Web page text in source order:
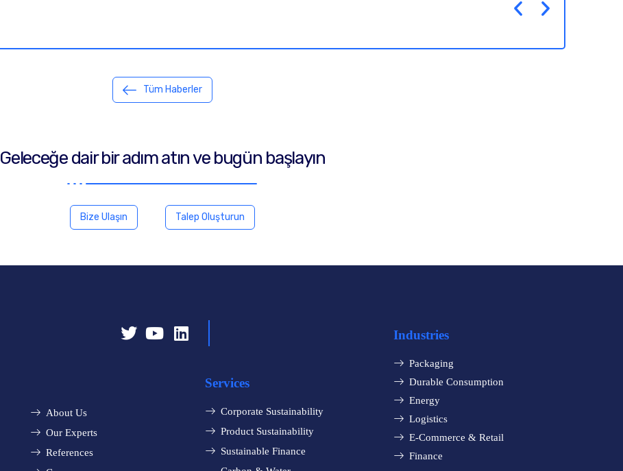
Tüm Haberler
Geleceğe dair bir adım atın ve bugün başlayın
Bize Ulaşın Talep Oluşturun
About Us
Our Experts
References
Services
Corporate Sustainability
Product Sustainability
Sustainable Finance
Industries
Packaging
Durable Consumption
Energy
Logistics
E-Commerce & Retail
Finance